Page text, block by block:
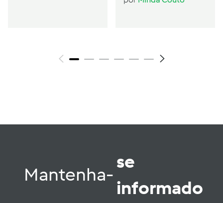
Mantenha-
se
informado